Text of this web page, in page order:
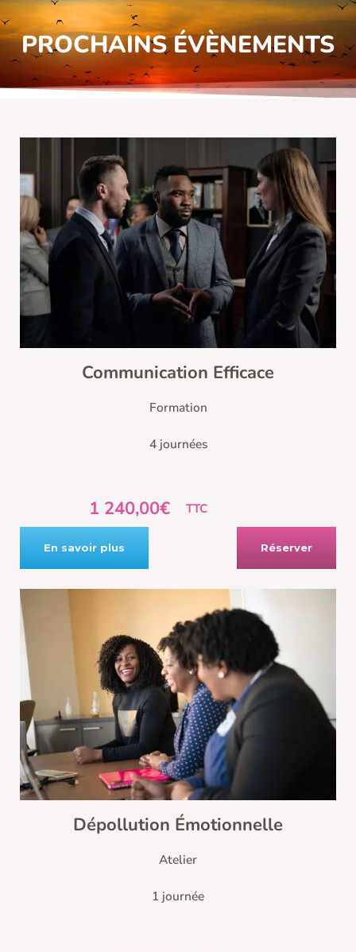
PROCHAINS ÉVÈNEMENTS
Communication Efficace
Formation
4 journées
1 240,00€ TTC
En savoir plus Réserver
Dépollution Émotionnelle
Atelier
1 journée